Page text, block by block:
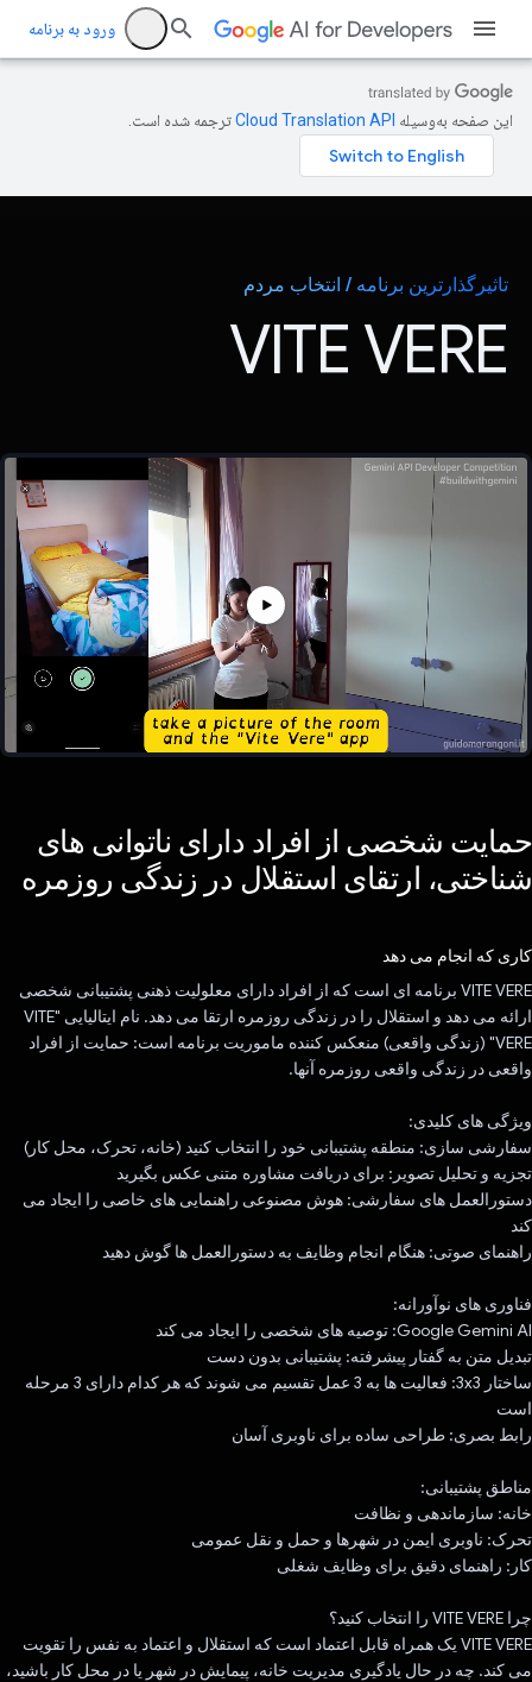
ورود به برنامه
این صفحه به‌وسیله ترجمه شده است.
تاثیرگذارترین برنامه / انتخاب مردم
VITE VERE
حمایت شخصی از افراد دارای ناتوانی های
شناختی، ارتقای استقلال در زندگی روزمره
کاری که انجام می دهد
VITE VERE برنامه ای است که از افراد دارای معلولیت ذهنی پشتیبانی شخصی
ارائه می دهد و استقلال را در زندگی روزمره ارتقا می دهد. نام ایتالیایی "VITE
VERE" (زندگی واقعی) منعکس کننده ماموریت برنامه است: حمایت از افراد
واقعی در زندگی واقعی روزمره آنها.
ویژگی های کلیدی:
سفارشی سازی: منطقه پشتیبانی خود را انتخاب کنید (خانه، تحرک، محل کار)
تجزیه و تحلیل تصویر: برای دریافت مشاوره متنی عکس بگیرید
دستورالعمل های سفارشی: هوش مصنوعی راهنمایی های خاصی را ایجاد می
کند
راهنمای صوتی: هنگام انجام وظایف به دستورالعمل ها گوش دهید
فناوری های نوآورانه:
Google Gemini AI: توصیه های شخصی را ایجاد می کند
تبدیل متن به گفتار پیشرفته: پشتیبانی بدون دست
ساختار 3x3: فعالیت ها به 3 عمل تقسیم می شوند که هر کدام دارای 3 مرحله
است
رابط بصری: طراحی ساده برای ناوبری آسان
مناطق پشتیبانی:
خانه: سازماندهی و نظافت
تحرک: ناوبری ایمن در شهرها و حمل و نقل عمومی
کار: راهنمای دقیق برای وظایف شغلی
چرا VITE VERE را انتخاب کنید؟
VITE VERE یک همراه قابل اعتماد است که استقلال و اعتماد به نفس را تقویت
می کند. چه در حال یادگیری مدیریت خانه، پیمایش در شهر یا در محل کار باشید،